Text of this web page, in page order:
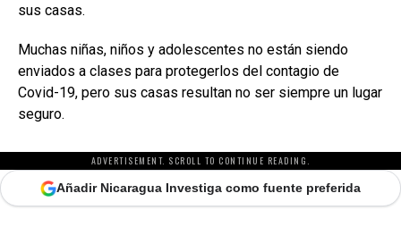
sus casas.
Muchas niñas, niños y adolescentes no están siendo
enviados a clases para protegerlos del contagio de
Covid-19, pero sus casas resultan no ser siempre un lugar
seguro.
ADVERTISEMENT. SCROLL TO CONTINUE READING.
Añadir Nicaragua Investiga como fuente preferida